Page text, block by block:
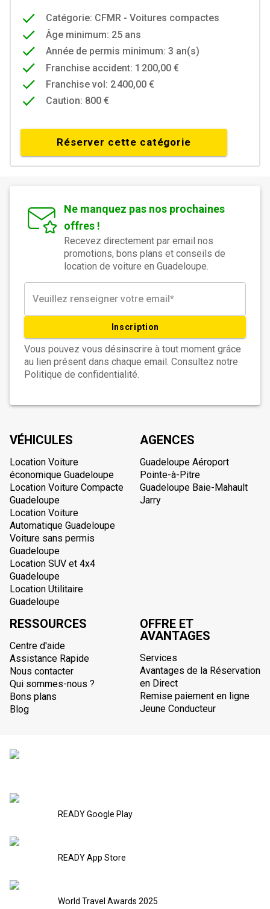
Catégorie: CFMR - Voitures compactes
Âge minimum: 25 ans
Année de permis minimum: 3 an(s)
Franchise accident: 1 200,00 €
Franchise vol: 2 400,00 €
Caution: 800 €
Réserver cette catégorie
Ne manquez pas nos prochaines
offres !
Recevez directement par email nos
promotions, bons plans et conseils de
location de voiture en Guadeloupe.
Inscription
Vous pouvez vous désinscrire à tout moment grâce
au lien présent dans chaque email. Consultez notre
Politique de confidentialité.
VÉHICULES
Location Voiture
économique Guadeloupe
Location Voiture Compacte
Guadeloupe
Location Voiture
Automatique Guadeloupe
Voiture sans permis
Guadeloupe
Location SUV et 4x4
Guadeloupe
Location Utilitaire
Guadeloupe
AGENCES
Guadeloupe Aéroport
Pointe-à-Pitre
Guadeloupe Baie-Mahault
Jarry
RESSOURCES
Centre d'aide
Assistance Rapide
Nous contacter
Qui sommes-nous ?
Bons plans
Blog
OFFRE ET
AVANTAGES
Services
Avantages de la Réservation
en Direct
Remise paiement en ligne
Jeune Conducteur
READY Google Play
READY App Store
World Travel Awards 2025